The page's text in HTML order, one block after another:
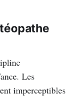
Les
imperceptibles